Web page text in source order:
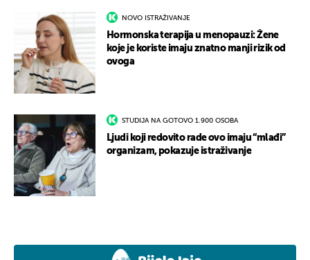
NOVO ISTRAŽIVANJE
Hormonska terapija u menopauzi: Žene
koje je koriste imaju znatno manji rizik od
ovoga
STUDIJA NA GOTOVO 1.900 OSOBA
Ljudi koji redovito rade ovo imaju “mlađi”
organizam, pokazuje istraživanje